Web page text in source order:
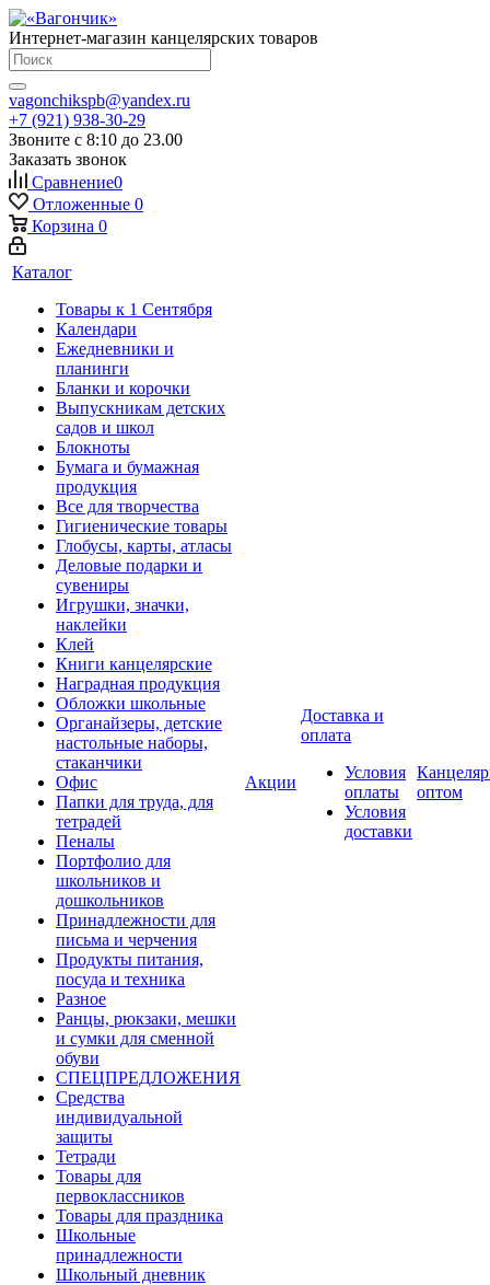
Интернет-магазин канцелярских товаров
vagonchikspb@yandex.ru
+7 (921) 938-30-29
Звоните с 8:10 до 23.00
Заказать звонок
Сравнение0
Отложенные 0
Корзина 0
Каталог
Товары к 1 Сентября
Календари
Ежедневники и
планинги
Бланки и корочки
Выпускникам детских
садов и школ
Блокноты
Бумага и бумажная
продукция
Все для творчества
Гигиенические товары
Глобусы, карты, атласы
Деловые подарки и
сувениры
Игрушки, значки,
наклейки
Клей
Книги канцелярские
Наградная продукция
Обложки школьные
Органайзеры, детские
настольные наборы,
стаканчики
Офис
Папки для труда, для
тетрадей
Пеналы
Портфолио для
школьников и
дошкольников
Принадлежности для
письма и черчения
Продукты питания,
посуда и техника
Разное
Ранцы, рюкзаки, мешки
и сумки для сменной
обуви
СПЕЦПРЕДЛОЖЕНИЯ
Средства
индивидуальной
защиты
Тетради
Товары для
первоклассников
Товары для праздника
Школьные
принадлежности
Школьный дневник
Акции
Доставка и
оплата
Условия
оплаты
Условия
доставки
оптом